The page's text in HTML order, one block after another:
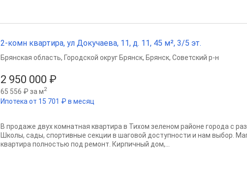
2-комн квартира, ул Докучаева, 11, д. 11, 45 м², 3/5 эт.
2 950 000 ₽
65 556 ₽ за м2
Ипотека от 15 701 ₽ в месяц
Брянская область, Городской округ Брянск, Брянск, Советский р-н
В продаже двух комнатная квартира в Тихом зеленом районе города с
Школы, сады, спортивные секции в шаговой доступности и нам выбор.
квартира полностью под ремонт. Кирпичный дом,...